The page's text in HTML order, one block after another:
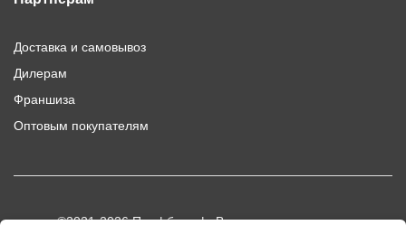
Доставка и самовывоз
Дилерам
Франшиза
Оптовым покупателям
©2021-2026 Профбыт.рф. Все права защищены.